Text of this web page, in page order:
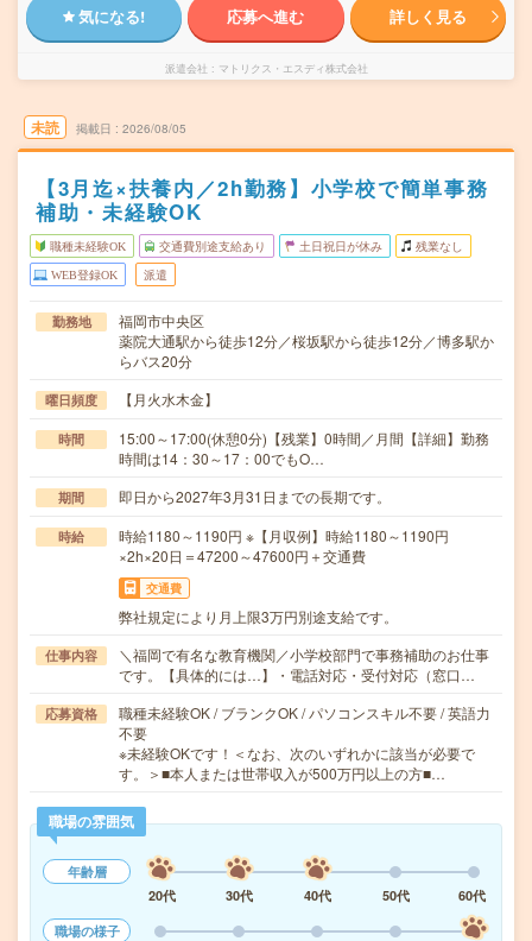
気になる! 応募へ進む 詳しく見る
派遣会社 マトリクス・エスディ株式会社
未読 掲載日 2026/08/05
【3月迄×扶養内／2h勤務】小学校で簡単事務
補助・未経験OK
職種未経験OK 交通費別途支給あり 土日祝日が休み 残業なし
WEB登録OK 派遣
勤務地
福岡市中央区
薬院大通駅から徒歩12分／桜坂駅から徒歩12分／博多駅か
らバス20分
曜日頻度 【月火水木金】
時間
15:00～17:00(休憩0分)【残業】0時間／月間【詳細】勤務
時間は14：30～17：00でもO…
期間 即日から2027年3月31日までの長期です。
時給
時給1180～1190円 ※【月収例】時給1180～1190円
×2h×20日＝47200～47600円＋交通費
交通費
弊社規定により月上限3万円別途支給です。
仕事内容
＼福岡で有名な教育機関／小学校部門で事務補助のお仕事
です。【具体的には…】・電話対応・受付対応（窓口…
応募資格
職種未経験OK / ブランクOK / パソコンスキル不要 / 英語力
不要
※未経験OKです！＜なお、次のいずれかに該当が必要で
す。＞■本人または世帯収入が500万円以上の方■…
職場の雰囲気
年齢層
20代
30代 40代 50代
60代
職場の様子